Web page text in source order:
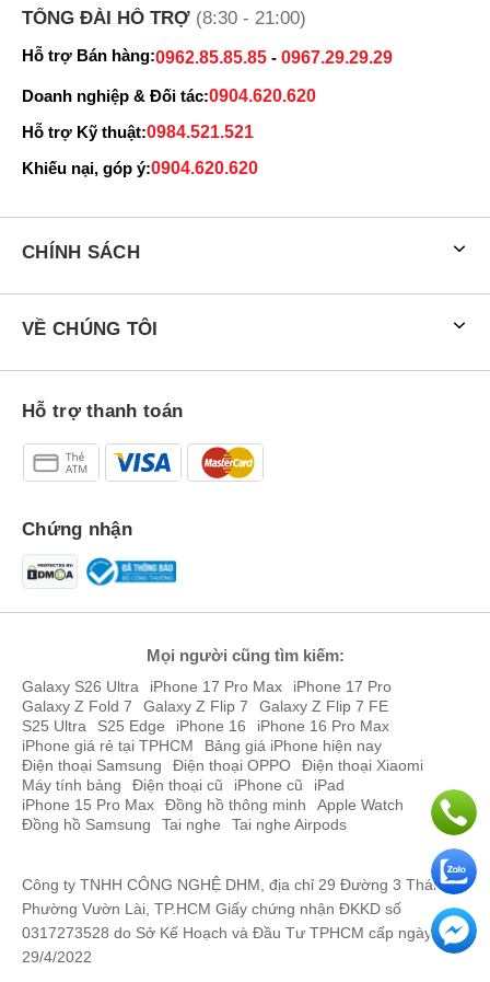
TỔNG ĐÀI HỖ TRỢ (8:30 - 21:00)
Hỗ trợ Bán hàng:0962.85.85.85 - 0967.29.29.29
Doanh nghiệp & Đối tác:0904.620.620
Hỗ trợ Kỹ thuật:0984.521.521
Khiếu nại, góp ý:0904.620.620
CHÍNH SÁCH
VỀ CHÚNG TÔI
Hỗ trợ thanh toán
Chứng nhận
Mọi người cũng tìm kiếm:
Galaxy S26 Ultra iPhone 17 Pro Max
iPhone 17 Pro
Galaxy Z Fold 7
Galaxy Z Flip 7
Galaxy Z Flip 7 FE
S25 Ultra
S25 Edge iPhone 16
iPhone 16 Pro Max
iPhone giá rẻ tại TPHCM
Bảng giá iPhone hiện nay
Điện thoại Samsung
Điện thoại OPPO
Điện thoại Xiaomi
Máy tính bảng
Điện thoại cũ iPhone cũ
iPad
iPhone 15 Pro Max
Đồng hồ thông minh
Apple Watch
Đồng hồ Samsung
Tai nghe Tai nghe Airpods
Công ty TNHH CÔNG NGHỆ DHM, địa chỉ 29 Đường 3 Tháng 2,
Phường Vườn Lài, TP.HCM Giấy chứng nhận ĐKKD số
0317273528 do Sở Kế Hoạch và Đầu Tư TPHCM cấp ngày
29/4/2022